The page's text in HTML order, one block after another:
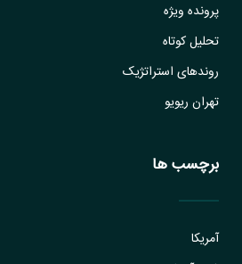
پرونده ویژه
تحلیل کوتاه
روندهای استراتژیک
تهران ریویو
برچسب ها
آمریکا